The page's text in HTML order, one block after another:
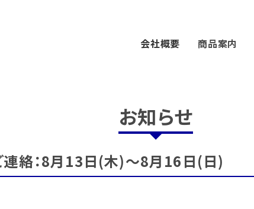
会社概要 商品案内
お知らせ
絡：8月13日(木)～8月16日(日)